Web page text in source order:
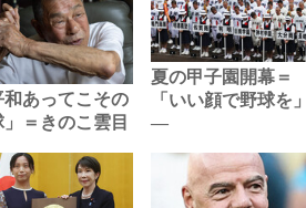
和あってこその
」＝きのこ雲目
夏の甲子園開幕＝
「いい顔で野球を」
―